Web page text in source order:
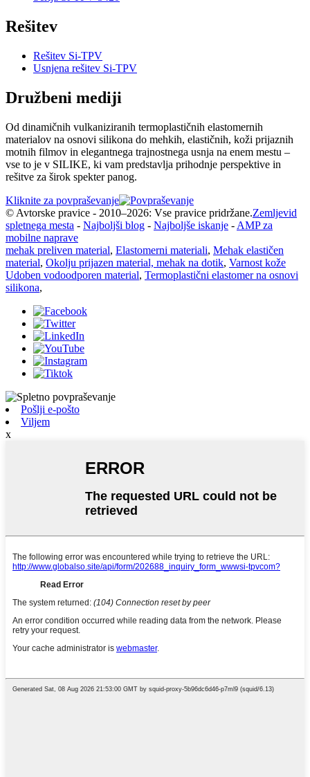
Rešitev
Rešitev Si-TPV
Usnjena rešitev Si-TPV
Družbeni mediji
Od dinamičnih vulkaniziranih termoplastičnih elastomernih
materialov na osnovi silikona do mehkih, elastičnih, koži prijaznih
motnih filmov in elegantnega trajnostnega usnja na enem mestu –
vse to je v SILIKE, ki vam predstavlja prihodnje perspektive in
rešitve za širok spekter panog.
Kliknite za povpraševanje
© Avtorske pravice - 2010–2026: Vse pravice pridržane.Zemljevid
spletnega mesta - Najboljši blog - Najboljše iskanje - AMP za
mobilne naprave
mehak preliven material, Elastomerni materiali, Mehak elastičen
material, Okolju prijazen material, mehak na dotik, Varnost kože
Udoben vodoodporen material, Termoplastični elastomer na osnovi
silikona,
Pošlji e-pošto
Viljem
x